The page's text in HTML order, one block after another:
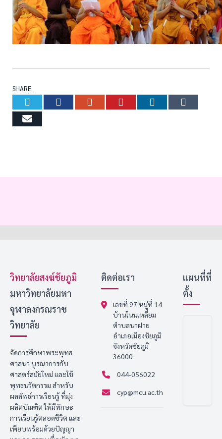
SHARE.
TwitterFacebookGoogle+Pinterest
LinkedIn
Email
วิทยาลัยสงฆ์ชัยภูมิ
มหาวิทยาลัยมหา
จุฬาลงกรณราช
วิทยาลัย
จัดการศึกษาพระพุทธ
ศาสนา บูรณาการกับ
ศาสตร์สมัยใหม่ และใช้
พุทธนวัตกรรม สำหรับ
ผลลัพธ์การเรียนรู้ ที่มุ่ง
ผลิตบัณฑิต ให้มีทักษะ
การเรียนรู้ตลอดชีวิต และ
เพียบพร้อมด้วยปัญญา
ติดต่อเรา
เลขที่ 97 หมู่ที่ 14
บ้านโนนเหลี่ยม
ตำบลนาฝาย
อำเภอเมืองชัยภูมิ
จังหวัดชัยภูมิ
36000
044-056022
cyp@mcu.ac.th
แผนที่ที่
ตั้ง